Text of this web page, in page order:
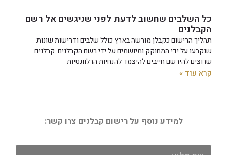
כל השלבים שחשוב לדעת לפני שניגשים אל רשם
הקבלנים
תהליך הרישום כקבלן מורשה בארץ כולל שלבים ודרישות שונות
שנקבעו על ידי המחוקק ומיושמים על ידי רשם הקבלנים. קבלנים
שרוצים להירשם חייבים להיצמד להנחיות הרלוונטיות
קרא עוד »
למידע נוסף על רישום קבלנים צרו קשר: